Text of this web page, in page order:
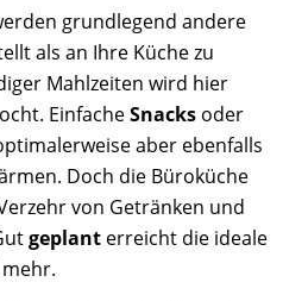
grundlegend andere
als an Ihre Küche zu
Mahlzeiten wird hier
EinfacheSnacksoder
aber ebenfalls
Doch die Büroküche
von Getränken und
geplanterreicht die ideale